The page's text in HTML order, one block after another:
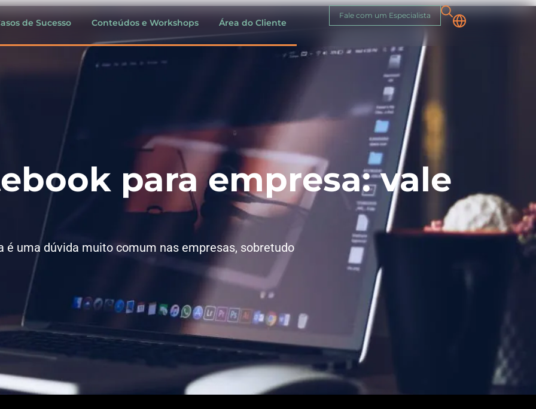
de Sucesso Conteúdos e Workshops Área do Cliente
Fale com um Especialista
para empresa: vale
é uma dúvida muito comum nas empresas, sobretudo